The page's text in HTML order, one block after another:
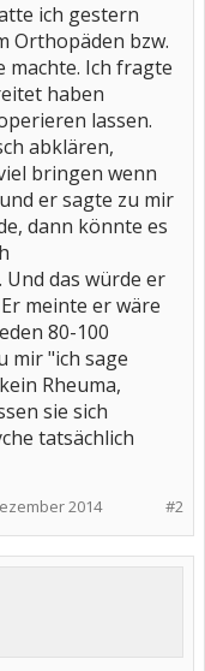
ich gestern
Orthopäden bzw.
machte. Ich fragte
haben
lassen.
abklären,
bringen wenn
er sagte zu mir
dann könnte es
Und das würde er
meinte er wäre
80-100
mir "ich sage
Rheuma,
sie sich
tatsächlich
#2
2014